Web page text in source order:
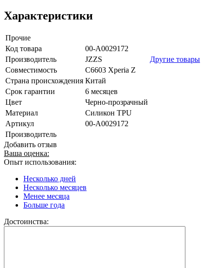
Характеристики
Прочие
Код товара
00-А0029172
Производитель
JZZS
Другие товары
Совместимость
C6603 Xperia Z
Страна происхождения Китай
Срок гарантии
6 месяцев
Цвет
Черно-прозрачный
Материал
Силикон TPU
Артикул
00-А0029172
Производитель
Добавить отзыв
Ваша оценка:
Опыт использования:
Несколько дней
Несколько месяцев
Менее месяца
Больше года
Достоинства: